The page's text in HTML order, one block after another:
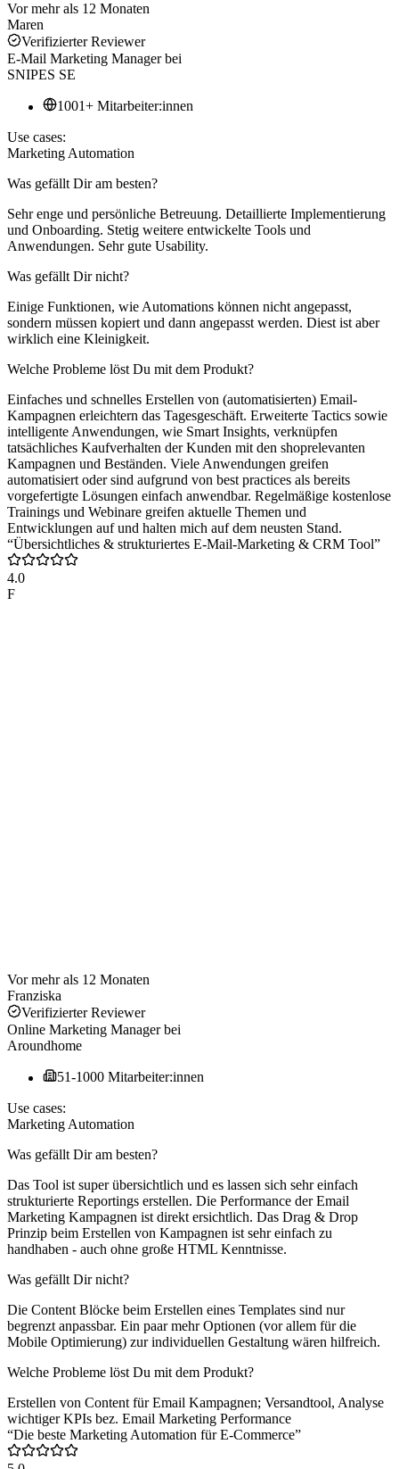
Vor mehr als 12 Monaten
Maren
Verifizierter Reviewer
E-Mail Marketing Managerbei
SNIPES SE
1001+ Mitarbeiter:innen
Use cases:
Marketing Automation
Was gefällt Dir am besten?
Sehr enge und persönliche Betreuung. Detaillierte Implementierung
und Onboarding. Stetig weitere entwickelte Tools und
Anwendungen. Sehr gute Usability.
Was gefällt Dir nicht?
Einige Funktionen, wie Automations können nicht angepasst,
sondern müssen kopiert und dann angepasst werden. Diest ist aber
wirklich eine Kleinigkeit.
Welche Probleme löst Du mit dem Produkt?
Einfaches und schnelles Erstellen von (automatisierten) Email-
Kampagnen erleichtern das Tagesgeschäft. Erweiterte Tactics sowie
intelligente Anwendungen, wie Smart Insights, verknüpfen
tatsächliches Kaufverhalten der Kunden mit den shoprelevanten
Kampagnen und Beständen. Viele Anwendungen greifen
automatisiert oder sind aufgrund von best practices als bereits
vorgefertigte Lösungen einfach anwendbar. Regelmäßige kostenlose
Trainings und Webinare greifen aktuelle Themen und
Entwicklungen auf und halten mich auf dem neusten Stand.
“Übersichtliches & strukturiertes E-Mail-Marketing & CRM Tool”
4.0
F
Vor mehr als 12 Monaten
Franziska
Verifizierter Reviewer
Online Marketing Managerbei
Aroundhome
51-1000 Mitarbeiter:innen
Use cases:
Marketing Automation
Was gefällt Dir am besten?
Das Tool ist super übersichtlich und es lassen sich sehr einfach
strukturierte Reportings erstellen. Die Performance der Email
Marketing Kampagnen ist direkt ersichtlich. Das Drag & Drop
Prinzip beim Erstellen von Kampagnen ist sehr einfach zu
handhaben - auch ohne große HTML Kenntnisse.
Was gefällt Dir nicht?
Die Content Blöcke beim Erstellen eines Templates sind nur
begrenzt anpassbar. Ein paar mehr Optionen (vor allem für die
Mobile Optimierung) zur individuellen Gestaltung wären hilfreich.
Welche Probleme löst Du mit dem Produkt?
Erstellen von Content für Email Kampagnen; Versandtool, Analyse
wichtiger KPIs bez. Email Marketing Performance
“Die beste Marketing Automation für E-Commerce”